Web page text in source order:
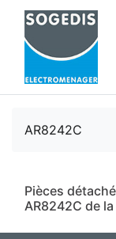
AR8242C
Pièces
AR8242C de